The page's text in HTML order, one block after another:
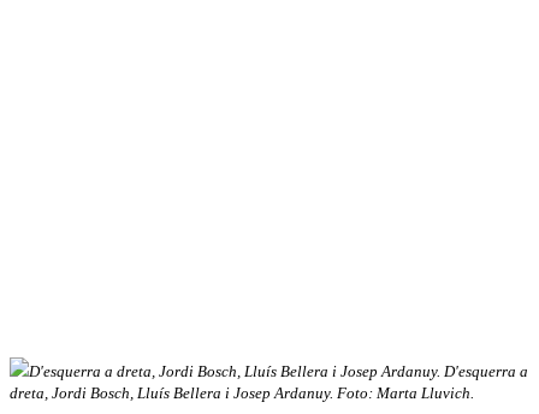
D'esquerra a dreta, Jordi Bosch, Lluís Bellera i Josep Ardanuy. D'esquerra a
dreta, Jordi Bosch, Lluís Bellera i Josep Ardanuy. Foto: Marta Lluvich.